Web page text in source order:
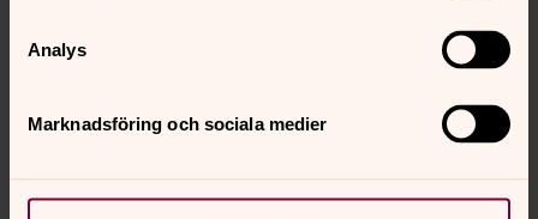
Analys
Marknadsföring och sociala medier